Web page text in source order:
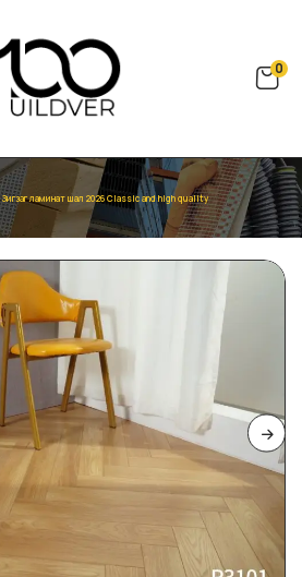
0
Зигзаг ламинат шал 2026 Classic and high quality